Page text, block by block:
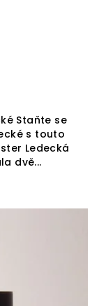
Staňte se
s touto
Ledecká
dvě...